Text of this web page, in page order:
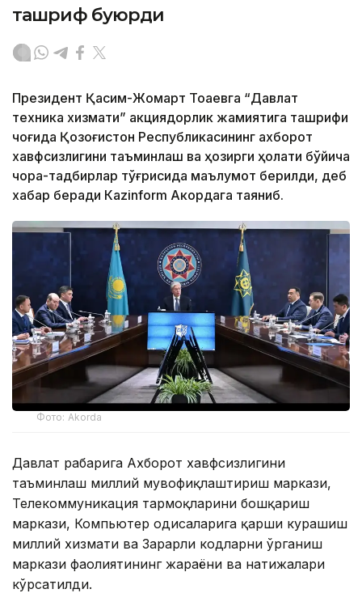
ташриф буюрди
Президент Қасим-Жомарт Тоқаевга “Давлат
техника хизмати” акциядорлик жамиятига ташрифи
чоғида Қозоғистон Республикасининг ахборот
хавфсизлигини таъминлаш ва ҳозирги ҳолати бўйича
чора-тадбирлар тўғрисида маълумот берилди, деб
хабар беради Каzinform Акордага таяниб.
Фото: Akorda
Давлат раҳбарига Ахборот хавфсизлигини
таъминлаш миллий мувофиқлаштириш маркази,
Телекоммуникация тармоқларини бошқариш
маркази, Компьютер ҳодисаларига қарши курашиш
миллий хизмати ва Зарарли кодларни ўрганиш
маркази фаолиятининг жараёни ва натижалари
кўрсатилди.